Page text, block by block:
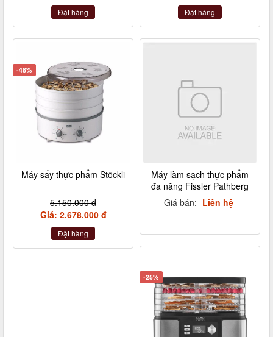
Đặt hàng Đặt hàng
-48%
Máy sấy thực phẩm Stöckli
5.150.000 đ
Giá: 2.678.000 đ
Đặt hàng
Máy làm sạch thực phẩm
đa năng Fissler Pathberg
Giá bán: Liên hệ
-25%